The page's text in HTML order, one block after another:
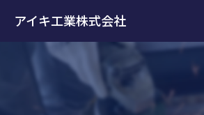
アイキ工業株式会社